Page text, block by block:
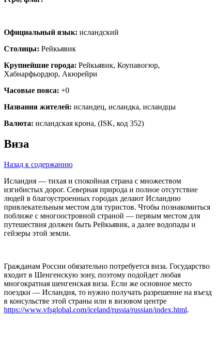
Официальный язык: исландский
Столицы: Рейкьявик
Крупнейшие города: Рейкьявик, Коупавогюр,
Хабнарфьордюр, Акюрейри
Часовые пояса: +0
Названия жителей: исландец, исландка, исландцы
Валюта: исландская крона, (ISK, код 352)
Виза
Назад к содержанию
Исландия — тихая и спокойная страна с множеством
изгибистых дорог. Северная природа и полное отсутствие
людей в благоустроенных городах делают Исландию
привлекательным местом для туристов. Чтобы познакомиться
поближе с многоостровной страной — первым местом для
путешествия должен быть Рейкьявик, а далее водопады и
гейзеры этой земли.
Гражданам России обязательно потребуется виза. Государство
входит в Шенгенскую зону, поэтому подойдет любая
многократная шенгенская виза. Если же основное место
поездки — Исландия, то нужно получать разрешение на въезд
в консульстве этой страны или в визовом центре
https://www.vfsglobal.com/iceland/russia/russian/index.html.